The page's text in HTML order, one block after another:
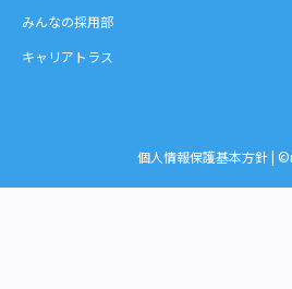
みんなの採用部
キャリアトラス
個人情報保護基本方針|